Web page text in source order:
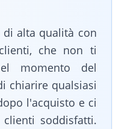
alta qualità con
che non ti
momento del
chiarire qualsiasi
l'acquisto e ci
soddisfatti.